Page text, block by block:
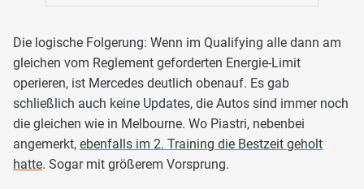
Die logische Folgerung: Wenn im Qualifying alle dann am
gleichen vom Reglement geforderten Energie-Limit
operieren, ist Mercedes deutlich obenauf. Es gab
schließlich auch keine Updates, die Autos sind immer noch
die gleichen wie in Melbourne. Wo Piastri, nebenbei
angemerkt, ebenfalls im 2. Training die Bestzeit geholt
hatte. Sogar mit größerem Vorsprung.